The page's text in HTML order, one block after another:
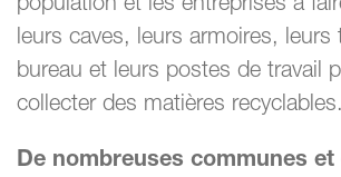
leurs caves, leurs armoires, leurs
bureau et leurs postes de travail
collecter des matières recyclables.
De nombreuses communes